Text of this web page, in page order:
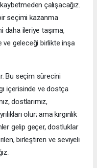
çalışacağız.
seçimi kazanma
daha ileriye taşıma,
geleceği birlikte inşa
Bu seçim sürecini
içerisinde ve dostça
dostlarımız,
olur; ama kırgınlık
gelip geçer, dostluklar
birleştiren ve seviyeli